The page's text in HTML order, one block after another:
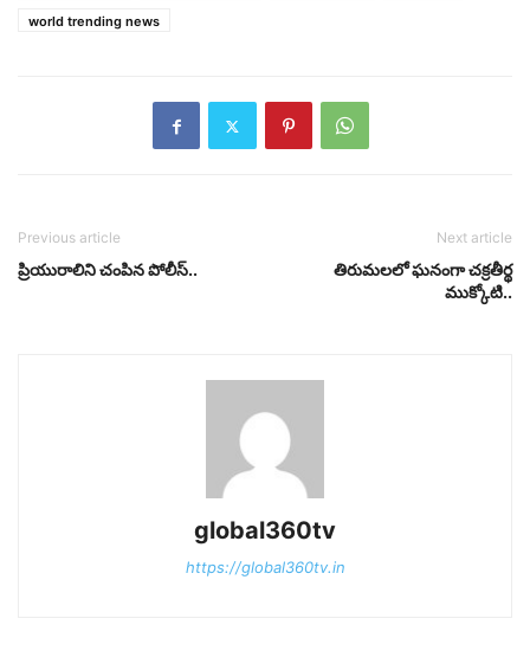
world trending news
Previous article
ప్రియురాలిని చంపిన పోలీస్..
Next article
తిరుమలలో ఘనంగా చక్రతీర్థ
ముక్కోటి..
global360tv
https://global360tv.in